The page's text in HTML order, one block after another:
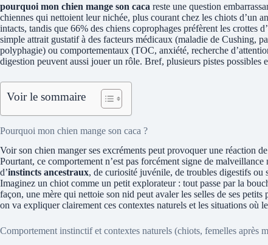
pourquoi mon chien mange son caca reste une question
chiennes qui nettoient leur nichée, plus courant chez les chiots d’un
intacts, tandis que 66% des chiens coprophages préfèrent les crottes
simple attrait gustatif à des facteurs médicaux (maladie de Cushing,
polyphagie) ou comportementaux (TOC, anxiété, recherche
digestion peuvent aussi jouer un rôle. Bref, plusieurs pistes possibles
Voir le sommaire
Pourquoi mon chien mange son caca ?
Voir son chien manger ses excréments peut provoquer une réaction
Pourtant, ce comportement n’est pas forcément signe de
d’instincts ancestraux, de curiosité juvénile, de troubles digestifs ou
Imaginez un chiot comme un petit explorateur : tout passe par la
façon, une mère qui nettoie son nid peut avaler les selles de ses
on va expliquer clairement ces contextes naturels et les situations où
Comportement instinctif et contextes naturels (chiots, femelles après